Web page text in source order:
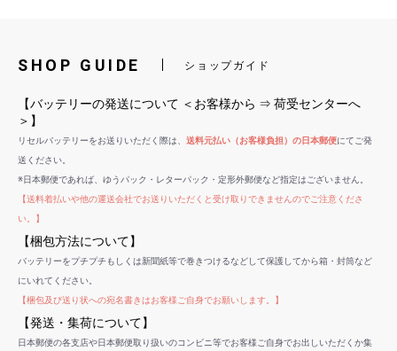
SHOP GUIDE ショップガイド
【バッテリーの発送について ＜お客様から ⇒ 荷受センターへ
＞】
リセルバッテリーをお送りいただく際は、 送料元払い（お客様負担）の日本郵便にてご発
送ください。
※日本郵便であれば、ゆうパック・レターパック・定形外郵便など指定はございません。
【送料着払いや他の運送会社でお送りいただくと受け取りできませんのでご注意くださ
い。】
【梱包方法について】
バッテリーをプチプチもしくは新聞紙等で巻きつけるなどして保護してから箱・封筒など
にいれてください。
【梱包及び送り状への宛名書きはお客様ご自身でお願いします。】
【発送・集荷について】
日本郵便の各支店や日本郵便取り扱いのコンビニ等でお客様ご自身でお出しいただくか集